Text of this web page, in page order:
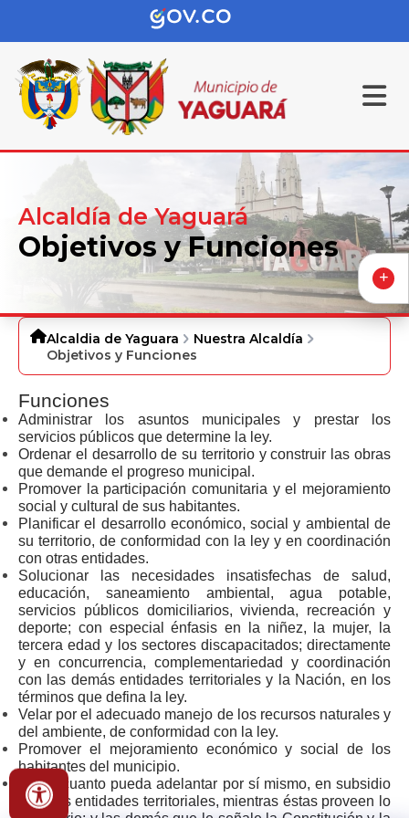
Alcaldía de Yaguará
Objetivos y Funciones
Alcaldia de Yaguara
Nuestra Alcaldía
Objetivos y Funciones
Funciones
Administrar los asuntos municipales y prestar los
servicios públicos que determine la ley.
Ordenar el desarrollo de su territorio y construir las obras
que demande el progreso municipal.
Promover la participación comunitaria y el mejoramiento
social y c​ultural de sus habitantes.
Planificar el desarrollo económico, social y ambiental de
su territorio, de conformidad con la ley y en coordinación
con otras entidades.
Solucionar las necesidades insatisfechas de salud,
educación, saneamiento ambiental, agua potable,
servicios públicos domiciliarios, vivienda, recreación y
deporte; con especial énfasis en la niñez, la mujer, la
tercera edad y los sectores discapacitados; directamente
y en concurrencia, complementariedad y coordinación
con las demás entidades territoriales y la Nación, en los
términos que defina la ley.
Velar por el adecuado manejo de los recursos naturales y
del ambiente, de conformidad con la ley.
Promover el mejoramiento económico y social de los
habitantes del municipio.​
Hacer cuanto pueda adelantar por sí mismo, en subsidio
de otras entidades territoriales, mientras éstas proveen lo